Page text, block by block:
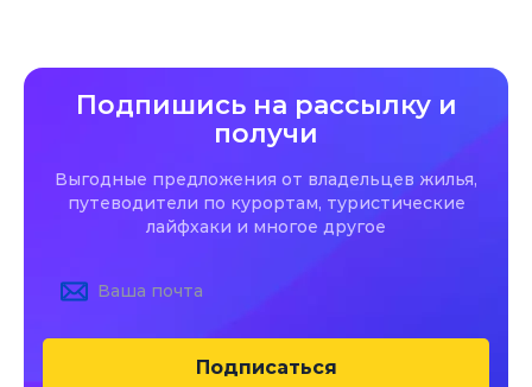
Подпишись на рассылку и
получи
Выгодные предложения от владельцев жилья,
путеводители по курортам, туристические
лайфхаки и многое другое
Подписаться